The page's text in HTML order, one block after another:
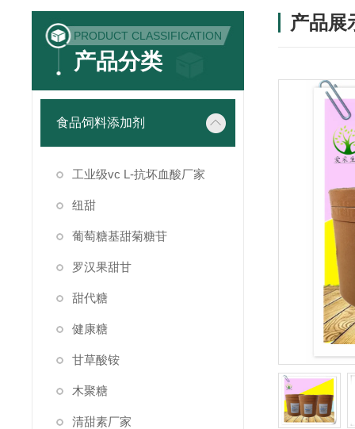
PRODUCT CLASSIFICATION
产品分类
食品饲料添加剂
工业级vc L-抗坏血酸厂家
纽甜
葡萄糖基甜菊糖苷
罗汉果甜甘
甜代糖
健康糖
甘草酸铵
木聚糖
清甜素厂家
产品展